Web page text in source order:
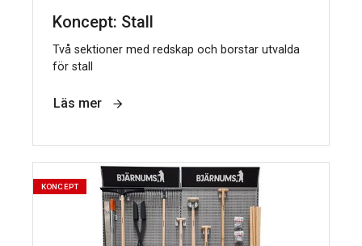
Koncept: Stall
Två sektioner med redskap och borstar utvalda
för stall
Läs mer
KONCEPT